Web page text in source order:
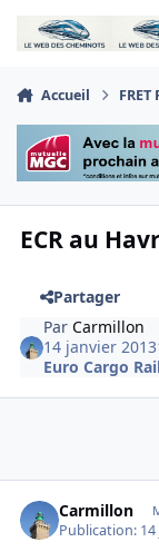
Aller au contenu
Accueil
ECR au
Partager
ParCarmillon
14 janvier 2013
Euro Cargo
Carmillon
Publication: